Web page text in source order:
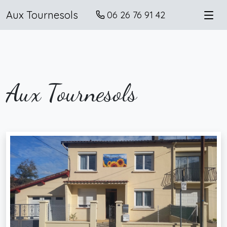
Aux Tournesols 06 26 76 91 42
Aux Tournesols